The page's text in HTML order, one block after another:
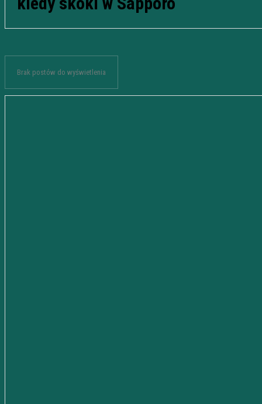
Brak postów do wyświetlenia